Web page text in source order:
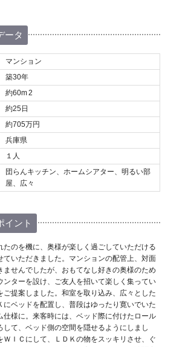
ータ
マンション
築30年
約60m2
約25日
約705万円
兵庫県
１人
団らんキッチン、ホームシアター、明るい部
屋、広々
イント
たのを機に、奥様が楽しく過ごしていただける
ていただきました。マンションの配管上、対面
ませんでしたが、おもてなし好きの奥様のため
ンターを設け、ご友人を招いて楽しく集ってい
ご提案しました。和室を取り込み、広々とした
にベッドを配置し、普段はゆったり寛いでいた
仕様に。来客時には、ベッド際に付けたロール
して、ベッド側の空間を隠せるようにしまし
ＷＩＣにして、ＬＤＫの物をスッキリさせ、ぐ